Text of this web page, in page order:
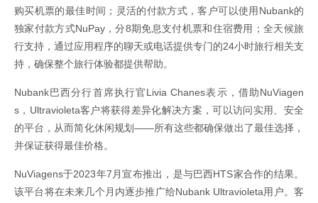
购买机票的最佳时间；灵活的付款方式，客户可以使用Nubank的
独家付款方式NuPay，分8期免息支付机票和住宿费用；全天候旅
行支持，通过应用程序的聊天或电话提供专门的24小时旅行相关支
持，确保整个旅行体验都提供帮助。
Nubank巴西分行首席执行官Livia Chanes表示，借助NuViagen
s，Ultravioleta客户将获得差异化解决方案，可以访问实用、安全
的平台，从而简化休闲规划——所有这些都确保做出了最佳选择，
并保证获得最佳价格。
NuViagens于2023年7月宣布推出，是与巴西HTS家合作的结果。
该平台将在未来几个月内逐步推广给Nubank Ultravioleta用户。客